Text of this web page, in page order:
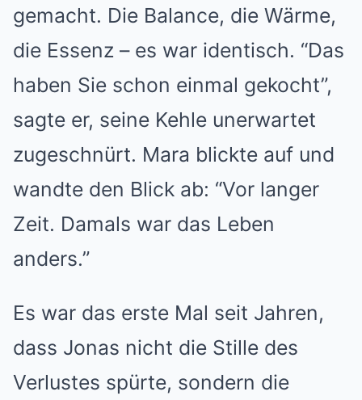
gemacht. Die Balance, die Wärme,
die Essenz – es war identisch. “Das
haben Sie schon einmal gekocht”,
sagte er, seine Kehle unerwartet
zugeschnürt. Mara blickte auf und
wandte den Blick ab: “Vor langer
Zeit. Damals war das Leben
anders.”
Es war das erste Mal seit Jahren,
dass Jonas nicht die Stille des
Verlustes spürte, sondern die